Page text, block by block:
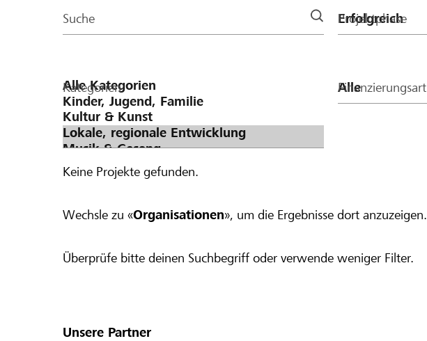
Suche Projektphase
Kategorien Finanzierungsart
Keine Projekte gefunden.
Wechsle zu «Organisationen», um die Ergebnisse dort anzuzeigen.
Überprüfe bitte deinen Suchbegriff oder verwende weniger Filter.
Unsere Partner